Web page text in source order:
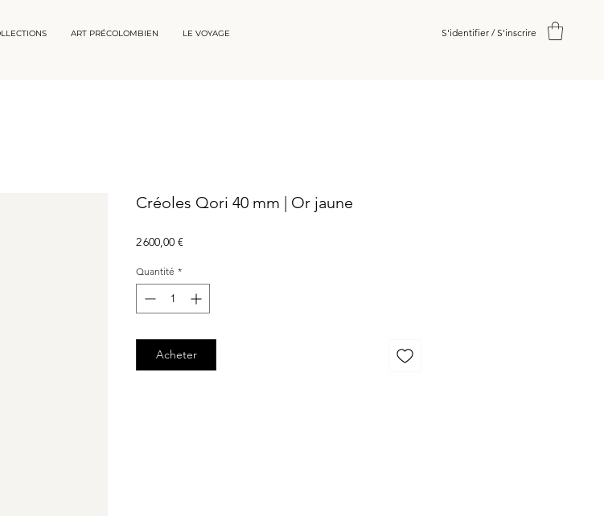
ART PRÉCOLOMBIEN LE VOYAGE S'identifier / S'inscrire
Créoles Qori 40 mm | Or jaune
2 600,00 €
Quantité *
Acheter